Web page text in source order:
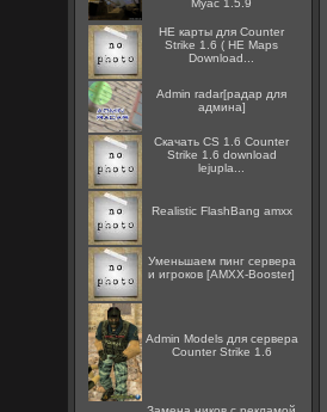
Myac 1.5.9
HE карты для Counter
Strike 1.6 ( HE Maps
Download...
Admin radar[радар для
админа]
Скачать CS 1.6 Counter
Strike 1.6 download
lejupla...
Realistic FlashBang amxx
Уменьшаем пинг сервера
и игроков [AMXX-Booster]
Admin Models для сервера
Counter Strike 1.6